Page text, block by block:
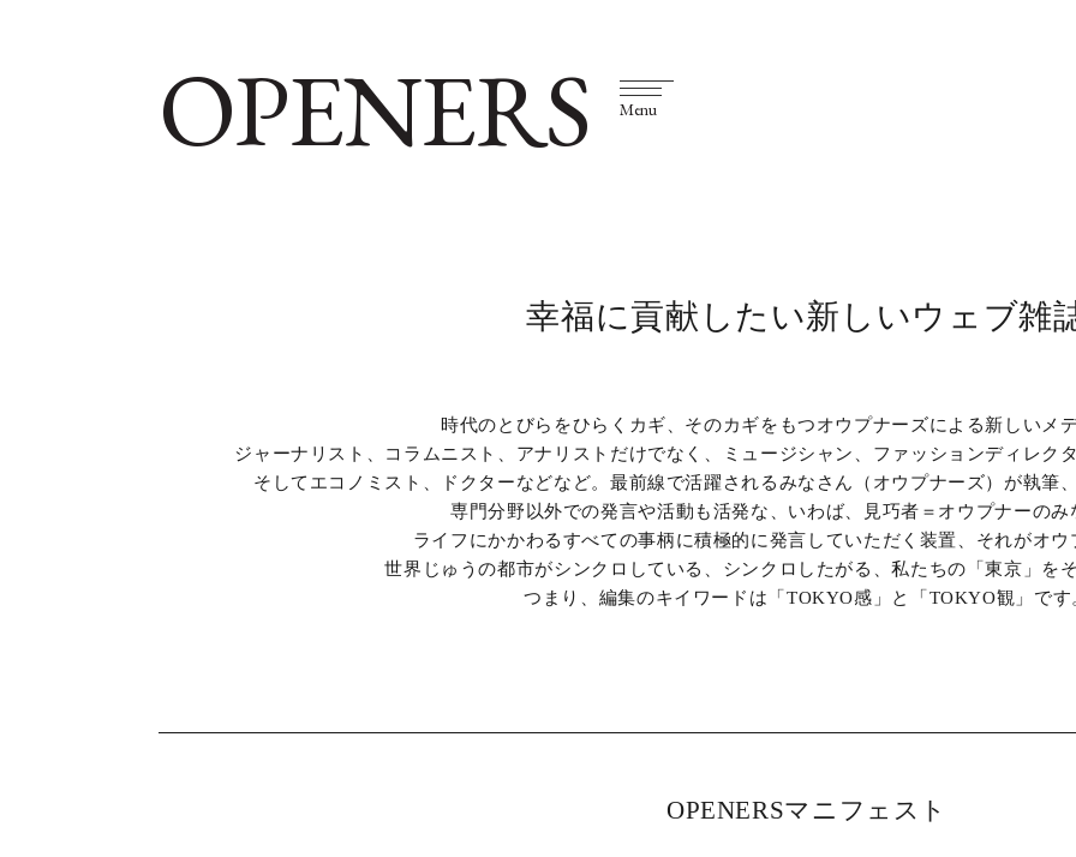
OPENERS Menu
幸福に貢献したい新しいウェブ雑
時代のとびらをひらくカギ、そのカギをもつオウプナーズによる新しいメ
ジャーナリスト、コラムニスト、アナリストだけでなく、ミュージシャン、ファッションディレク
そしてエコノミスト、ドクターなどなど。最前線で活躍されるみなさん（オウプナーズ）が執筆
専門分野以外での発言や活動も活発な、いわば、見巧者＝オウプナーのみ
ライフにかかわるすべての事柄に積極的に発言していただく装置、それがオウ
世界じゅうの都市がシンクロしている、シンクロしたがる、私たちの「東京」を
つまり、編集のキイワードは「TOKYO感」と「TOKYO観」です
OPENERSマニフェスト